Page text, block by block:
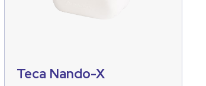
Teca Nando-X